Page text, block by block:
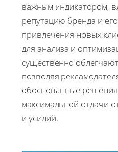
важным индикатором,
репутацию бренда и
привлечения новых
для анализа и
существенно облегчают
позволяя
обоснованные
максимальной отдачи
и усилий.